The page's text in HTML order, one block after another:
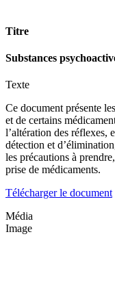
Titre
Substances
Texte
Ce document présente
et de certains
l’altération des réflexes,
détection et
les précautions à
prise de médicaments.
Télécharger le document
Média
Image